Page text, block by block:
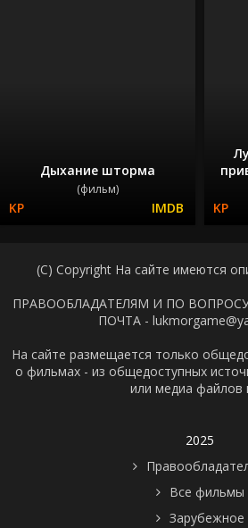
Дыхание шторма
(фильм)
(C) Copyright На сайте имеются
ПРАВООБЛАДАТЕЛЯМ И ПО
ПОЧТА -
На сайте размещается только
о фильмах - из общедоступных
или медиа файлов
2025
Все фильмы
Зарубежное